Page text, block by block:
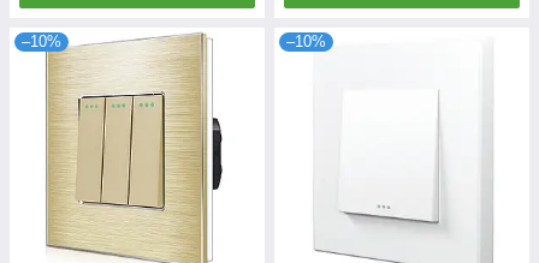
–10% –10%